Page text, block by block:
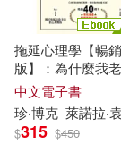
蘇州博物
風車編輯
（俄）克
中國紡織
中國地圖
拖延心理學【暢
版】：為什麼我
與生俱來的壞習慣
由己? (電子書)
中文電子書
珍‧博克 萊諾拉‧袁
$315 $450